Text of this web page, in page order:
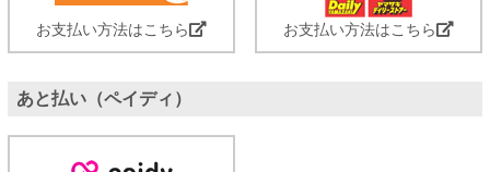
お支払い方法はこちら お支払い方法はこちら
あと払い（ペイディ）